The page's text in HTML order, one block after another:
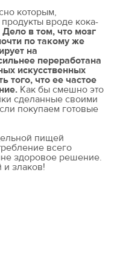
которым,
вроде кока-
Дело в том, что мозг
по такому же
на
переработана
искусственных
того, что ее частое
Как бы смешно это
сделанные своими
покупаем готовые
пищей
всего
здоровое решение.
злаков!